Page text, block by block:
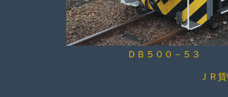
ＤＢ５００－５
ＪＲ